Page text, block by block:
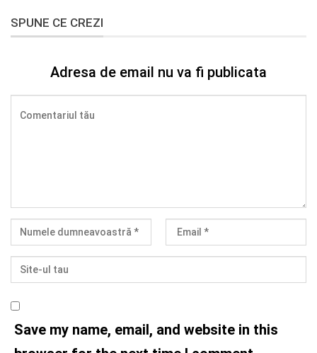
SPUNE CE CREZI
Adresa de email nu va fi publicata
Save my name, email, and website in this